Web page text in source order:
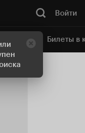
Войти
Билеты в